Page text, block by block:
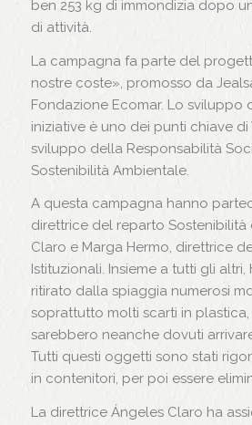
ben 253 kg di immondizia dopo
di attività.
La campagna fa parte del
nostre coste», promosso da
Fondazione Ecomar. Lo sviluppo
iniziative è uno dei punti chiave di
sviluppo della Responsabilità
Sostenibilità Ambientale.
A questa campagna hanno
direttrice del reparto Sostenibilità
Claro e Marga Hermo, direttrice
Istituzionali. Insieme a tutti gli
ritirato dalla spiaggia numerosi
soprattutto molti scarti in
sarebbero neanche dovuti
Tutti questi oggetti sono stati
in contenitori, per poi essere
La direttrice Ángeles Claro ha